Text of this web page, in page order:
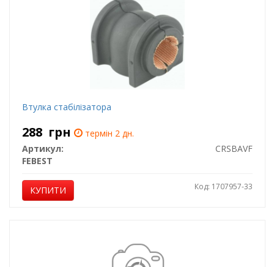
Втулка стабілізатора
288 грн
термін 2 дн.
Артикул:
CRSBAVF
FEBEST
КУПИТИ Код: 1707957-33